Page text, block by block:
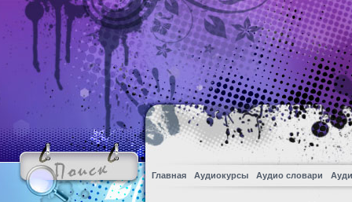
Главная Аудиокурсы Аудио словари